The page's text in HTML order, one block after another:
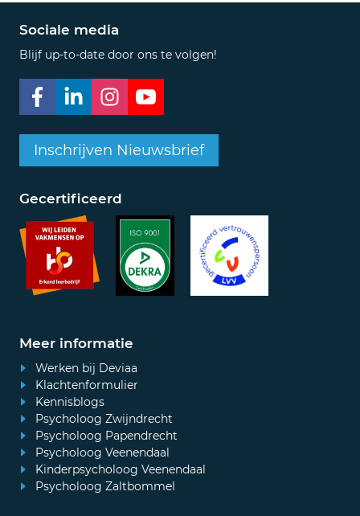
Sociale media
Blijf up-to-date door ons te volgen!
Inschrijven Nieuwsbrief
Gecertificeerd
Meer informatie
Werken bij Deviaa
Klachtenformulier
Kennisblogs
Psycholoog Zwijndrecht
Psycholoog Papendrecht
Psycholoog Veenendaal
Kinderpsycholoog Veenendaal
Psycholoog Zaltbommel